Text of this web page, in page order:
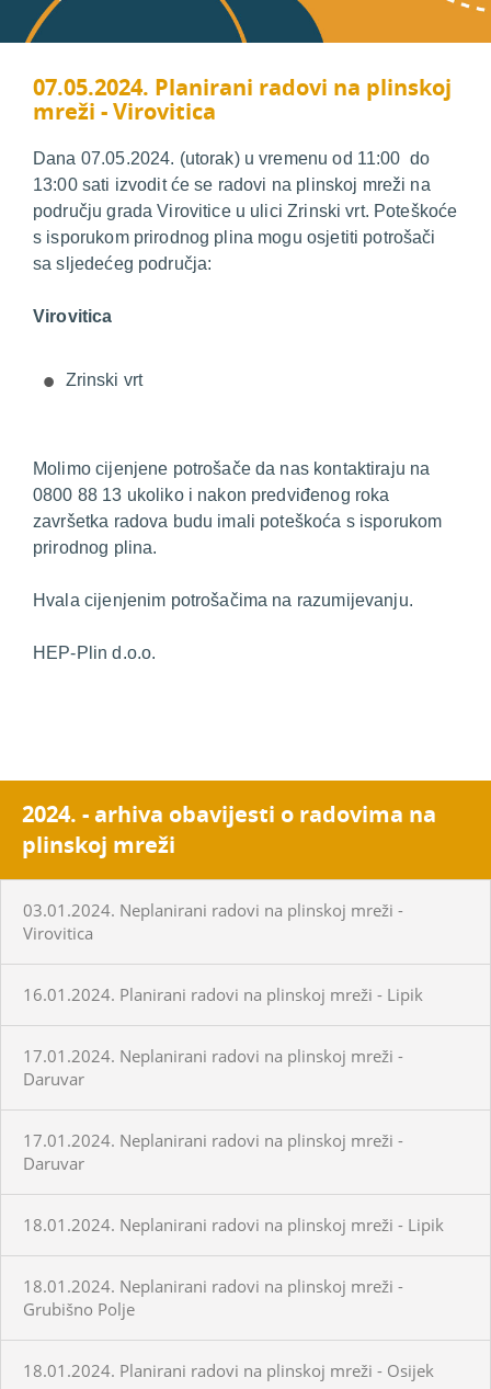
07.05.2024. Planirani radovi na plinskoj
mreži - Virovitica
Dana 07.05.2024. (utorak) u vremenu od 11:00 do
13:00 sati izvodit će se radovi na plinskoj mreži na
području grada Virovitice u ulici Zrinski vrt. Poteškoće
s isporukom prirodnog plina mogu osjetiti potrošači
sa sljedećeg područja:
Virovitica
Zrinski vrt
Molimo cijenjene potrošače da nas kontaktiraju na
0800 88 13 ukoliko i nakon predviđenog roka
završetka radova budu imali poteškoća s isporukom
prirodnog plina.
Hvala cijenjenim potrošačima na razumijevanju.
HEP-Plin d.o.o.
2024. - arhiva obavijesti o radovima na
plinskoj mreži
03.01.2024. Neplanirani radovi na plinskoj mreži -
Virovitica
16.01.2024. Planirani radovi na plinskoj mreži - Lipik
17.01.2024. Neplanirani radovi na plinskoj mreži -
Daruvar
17.01.2024. Neplanirani radovi na plinskoj mreži -
Daruvar
18.01.2024. Neplanirani radovi na plinskoj mreži - Lipik
18.01.2024. Neplanirani radovi na plinskoj mreži -
Grubišno Polje
18.01.2024. Planirani radovi na plinskoj mreži - Osijek